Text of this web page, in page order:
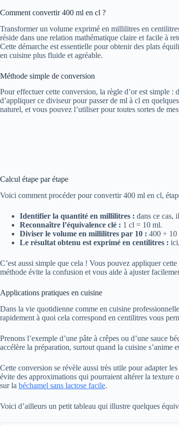
Comment convertir 400 ml en cl ?
Transformer un volume exprimé en millilitres en
réside dans une relation mathématique claire et facile à
Cette démarche est essentielle pour obtenir des plats
en cuisine plus fluide et agréable.
Méthode simple de conversion
Pour effectuer cette conversion, la règle d’or est simple
d’appliquer ce diviseur pour passer de ml à cl en
naturel, et vous pouvez l’utiliser pour toutes sortes de
Calcul étape par étape
Voici comment procéder pour convertir 400 ml en cl,
Identifier la quantité en millilitres : dans ce cas,
Reconnaître l’équivalence clé : 1 cl = 10 ml.
Diviser le volume en millilitres par 10 : 400 ÷ 10
Le résultat obtenu est exprimé en centilitres :
C’est aussi simple que cela ! Vous pouvez appliquer
méthode évite la confusion et vous aide à ajuster
Applications pratiques en cuisine
Dans la vie quotidienne comme en cuisine
rapidement à quoi cela correspond en centilitres vous
Prenons l’exemple d’une pâte à crêpes ou d’une sauce
accélère la préparation, surtout quand la cuisine s’anime
Cette conversion se révèle aussi très utile pour adapter
évite des approximations qui pourraient altérer la texture
sur la béchamel sans lactose facile.
Voici d’ailleurs un petit tableau qui illustre quelques